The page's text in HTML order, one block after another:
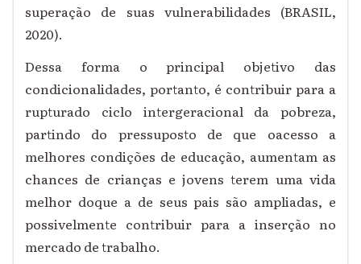
superação de suas vulnerabilidades (BRASIL,
2020).
Dessa forma o principal objetivo das
condicionalidades, portanto, é contribuir para a
rupturado ciclo intergeracional da pobreza,
partindo do pressuposto de que oacesso a
melhores condições de educação, aumentam as
chances de crianças e jovens terem uma vida
melhor doque a de seus pais são ampliadas, e
possivelmente contribuir para a inserção no
mercado de trabalho.